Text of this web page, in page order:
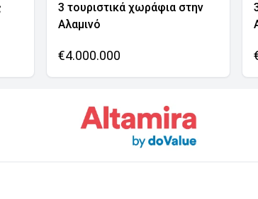
3 τουριστικά χωράφια στην
Αλαμινό
€4.000.000